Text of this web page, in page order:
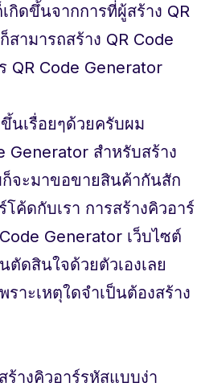
ดขึ้นจากการที่ผู้สร้าง QR
ามารถสร้าง QR Code
QR Code Generator
นเรื่อยๆด้วยครับผม
Generator สำหรับสร้าง
จะมาขอขายสินค้ากันสัก
ค้ดกับเรา การสร้างคิวอาร์
Generator เว็บไซต์
ตัดสินใจด้วยตัวเองเลย
ราะเหตุใดจำเป็นต้องสร้าง
ร้างคิวอาร์รหัสแบบง่า